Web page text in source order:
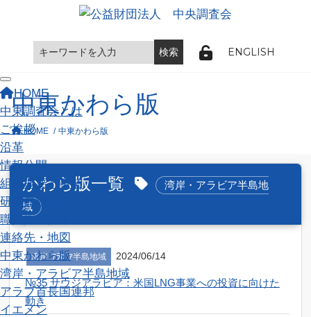
ENGLISH
Toggle navigation
HOME
中東調査会とは
ご挨拶
沿革
情報公開
組織概要と事業
研究員紹介
職員採用情報
連絡先・地図
中東かわら版
湾岸・アラビア半島地域
アラブ首長国連邦
イエメン
中東かわら版
HOME 中東かわら版
かわら版一覧
湾岸・アラビア半島地
域
湾岸･ｱﾗﾋﾞｱ半島地域 2024/06/14
№35 サウジアラビア：米国LNG事業への投資に向けた
動き